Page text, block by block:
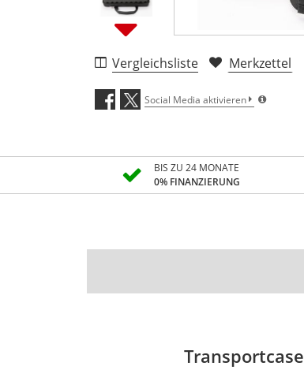
Vergleichsliste Merkzettel
Social Media aktivieren
BIS ZU 24 MONATE
0% FINANZIERUNG
Transportcase